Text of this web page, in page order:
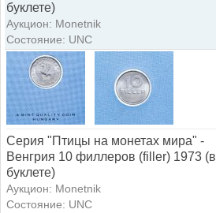
буклете)
Аукцион: Monetnik
Состояние: UNC
Серия "Птицы на монетах мира" -
Венгрия 10 филлеров (filler) 1973 (в
буклете)
Аукцион: Monetnik
Состояние: UNC